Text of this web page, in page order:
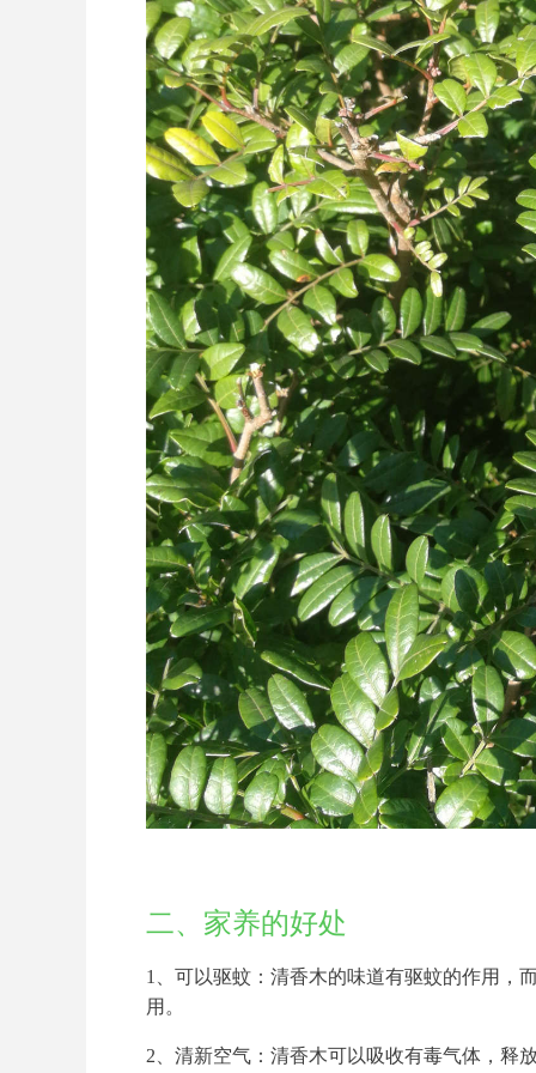
二、家养的好处
1、可以驱蚊：清香木的味道有驱蚊的作用，
用。
2、清新空气：清香木可以吸收有毒气体，释